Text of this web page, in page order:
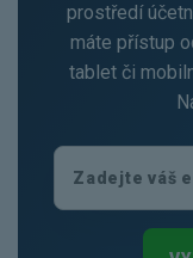
prostředí
máte přístup
tablet či